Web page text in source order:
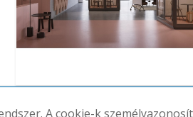
A cookie-k